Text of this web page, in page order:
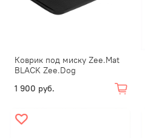
Коврик под миску Zee.Mat
BLACK Zee.Dog
1 900 руб.